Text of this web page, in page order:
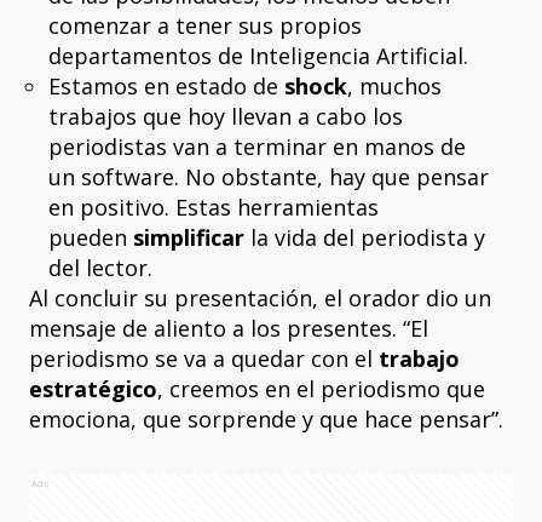
comenzar a tener sus propios
departamentos de Inteligencia Artificial.
Estamos en estado de shock, muchos
trabajos que hoy llevan a cabo los
periodistas van a terminar en manos de
un software. No obstante, hay que pensar
en positivo. Estas herramientas
pueden simplificar la vida del periodista y
del lector.
Al concluir su presentación, el orador dio un
mensaje de aliento a los presentes. “El
periodismo se va a quedar con el trabajo
estratégico, creemos en el periodismo que
emociona, que sorprende y que hace pensar”.
Ads